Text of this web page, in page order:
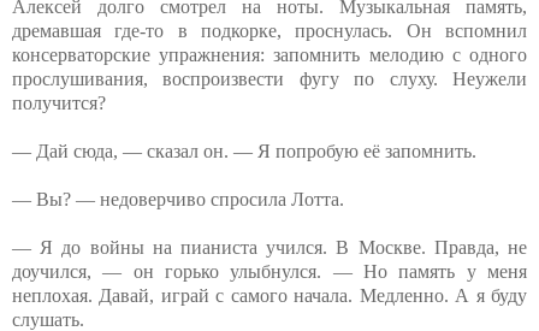
Алексей долго смотрел на ноты. Музыкальная память,
дремавшая где-то в подкорке, проснулась. Он вспомнил
консерваторские упражнения: запомнить мелодию с одного
прослушивания, воспроизвести фугу по слуху. Неужели
получится?
— Дай сюда, — сказал он. — Я попробую её запомнить.
— Вы? — недоверчиво спросила Лотта.
— Я до войны на пианиста учился. В Москве. Правда, не
доучился, — он горько улыбнулся. — Но память у меня
неплохая. Давай, играй с самого начала. Медленно. А я буду
слушать.